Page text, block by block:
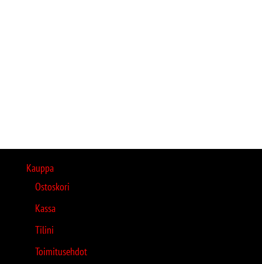
Kauppa
Ostoskori
Kassa
Tilini
Toimitusehdot